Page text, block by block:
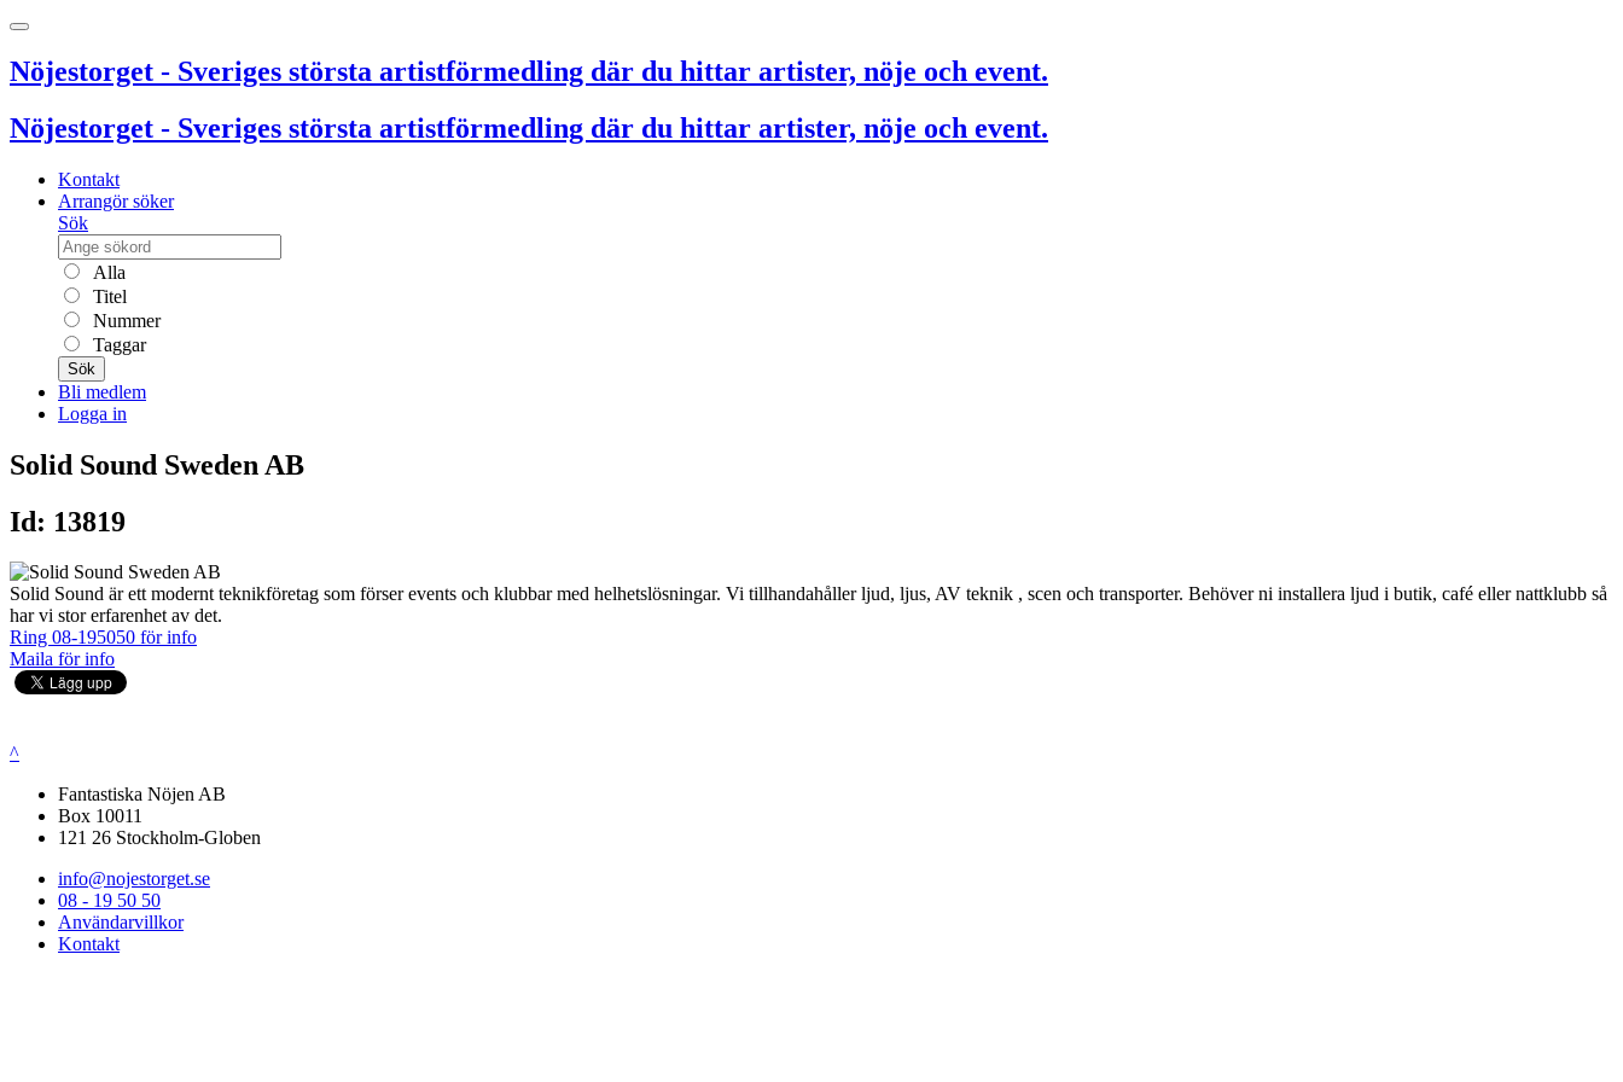
Nöjestorget - Sveriges största artistförmedling där du hittar artister, nöje och event.
Nöjestorget - Sveriges största artistförmedling där du hittar artister, nöje och event.
Kontakt
Arrangör söker
Sök
Alla
Titel
Nummer
Taggar
Sök
Bli medlem
Logga in
Solid Sound Sweden AB
Id: 13819
Solid Sound är ett modernt teknikföretag som förser events och klubbar med helhetslösningar. Vi tillhandahåller ljud, ljus, AV teknik , scen och transporter. Behöver ni installera ljud i butik, café eller nattklubb så
har vi stor erfarenhet av det.
Ring 08-195050 för info
Maila för info
^
Fantastiska Nöjen AB
Box 10011
121 26 Stockholm-Globen
info@nojestorget.se
08 - 19 50 50
Användarvillkor
Kontakt